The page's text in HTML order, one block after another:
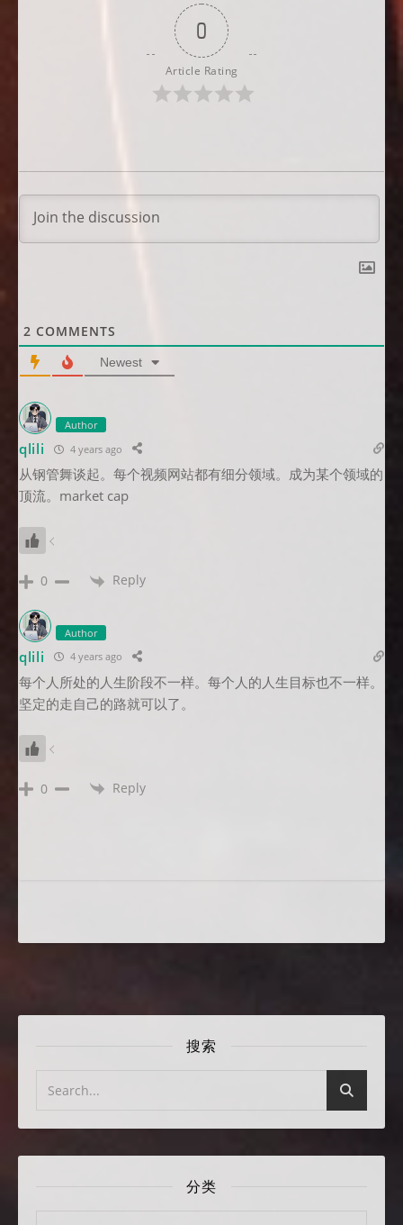
0
Article Rating
2 COMMENTS
Newest
Author
qlili 4 years ago
从钢管舞谈起。每个视频网站都有细分领域。成为某个领域的
顶流。market cap
0 Reply
Author
qlili 4 years ago
每个人所处的人生阶段不一样。每个人的人生目标也不一样。
坚定的走自己的路就可以了。
0 Reply
搜索
分类